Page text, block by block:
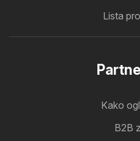
Lista
Kako
B2B